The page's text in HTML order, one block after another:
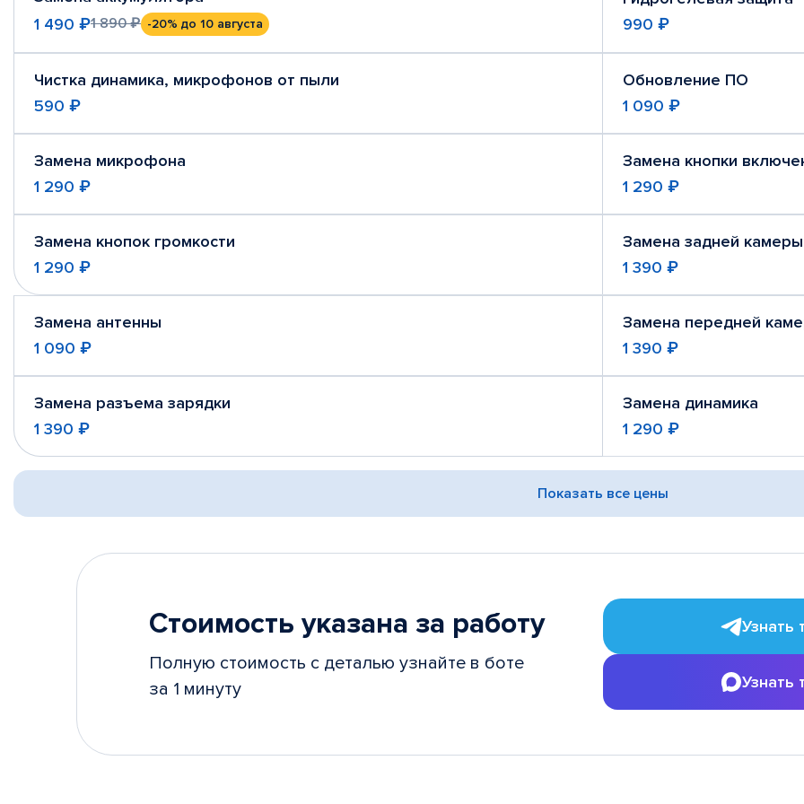
1 490 ₽1 890 ₽ -20% до 10 августа
990 ₽
Чистка динамика, микрофонов от пыли
590 ₽
Обновление ПО
1 090 ₽
Замена микрофона
1 290 ₽
Замена кнопки
1 290 ₽
Замена кнопок громкости
1 290 ₽
Замена задней камеры
1 390 ₽
Замена антенны
1 090 ₽
Замена передней
1 390 ₽
Замена разъема зарядки
1 390 ₽
Замена динамика
1 290 ₽
Показать все цены
Стоимость указана за работу
Полную стоимость с деталью узнайте в боте
за 1 минуту
Узнать
Узнать